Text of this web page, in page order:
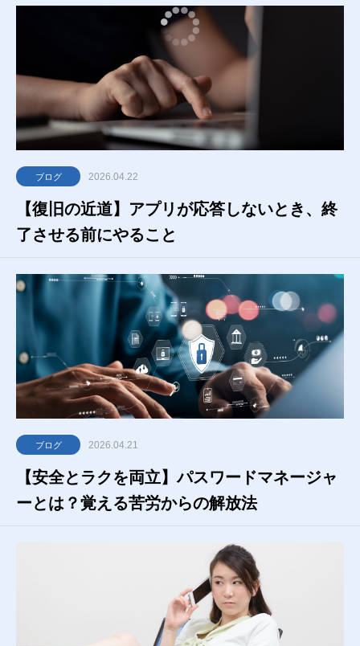
ブログ 2026.04.22
【復旧の近道】アプリが応答しないとき、終
了させる前にやること
ブログ 2026.04.21
【安全とラクを両立】パスワードマネージャ
ーとは？覚える苦労からの解放法